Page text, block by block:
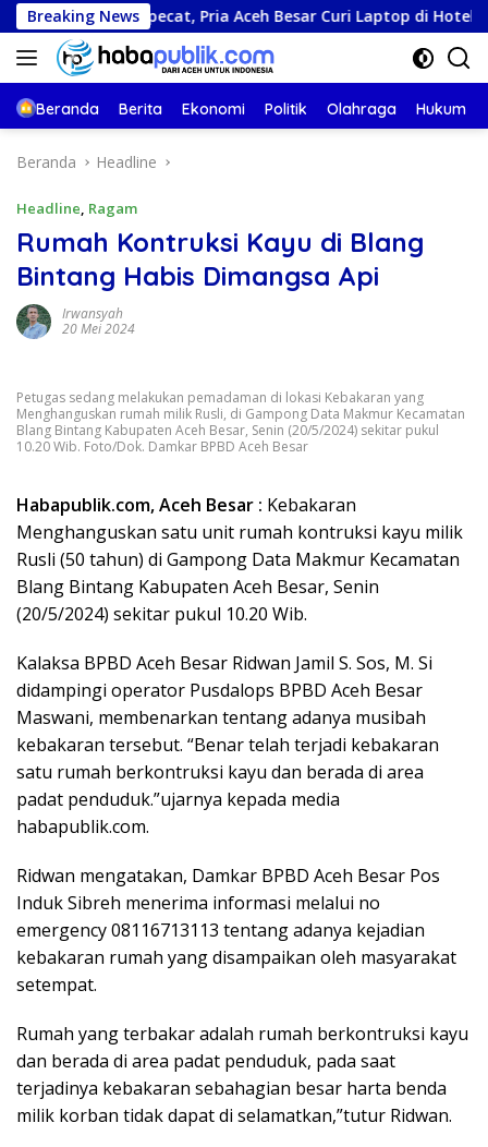
Langsung
ke
konten
Breaking News
Dipecat, Pria Aceh Besar Curi Laptop di Hotel Amoda Banda
Beranda Berita Ekonomi Politik Olahraga Hukum
Beranda Headline
Headline, Ragam
Rumah Kontruksi Kayu di Blang
Bintang Habis Dimangsa Api
Irwansyah
20 Mei 2024
Petugas sedang melakukan pemadaman di lokasi Kebakaran yang
Menghanguskan rumah milik Rusli, di Gampong Data Makmur Kecamatan
Blang Bintang Kabupaten Aceh Besar, Senin (20/5/2024) sekitar pukul
10.20 Wib. Foto/Dok. Damkar BPBD Aceh Besar
Habapublik.com, Aceh Besar : Kebakaran
Menghanguskan satu unit rumah kontruksi kayu milik
Rusli (50 tahun) di Gampong Data Makmur Kecamatan
Blang Bintang Kabupaten Aceh Besar, Senin
(20/5/2024) sekitar pukul 10.20 Wib.
Kalaksa BPBD Aceh Besar Ridwan Jamil S. Sos, M. Si
didampingi operator Pusdalops BPBD Aceh Besar
Maswani, membenarkan tentang adanya musibah
kebakaran tersebut. “Benar telah terjadi kebakaran
satu rumah berkontruksi kayu dan berada di area
padat penduduk.”ujarnya kepada media
habapublik.com.
Ridwan mengatakan, Damkar BPBD Aceh Besar Pos
Induk Sibreh menerima informasi melalui no
emergency 08116713113 tentang adanya kejadian
kebakaran rumah yang disampaikan oleh masyarakat
setempat.
Rumah yang terbakar adalah rumah berkontruksi kayu
dan berada di area padat penduduk, pada saat
terjadinya kebakaran sebahagian besar harta benda
milik korban tidak dapat di selamatkan,”tutur Ridwan.